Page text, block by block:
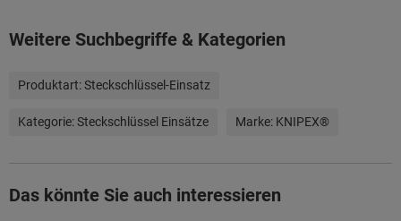
Weitere Suchbegriffe & Kategorien
Produktart:Steckschlüssel-Einsatz
Kategorie:Steckschlüssel Einsätze Marke: KNIPEX®
Das könnte Sie auch interessieren